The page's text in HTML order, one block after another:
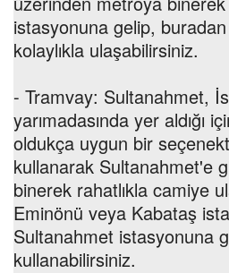
istasyonuna gelip,
kolaylıkla ulaşabilirsiniz.
- Tramvay: Sultanahmet,
yarımadasında yer aldığı
oldukça uygun bir
kullanarak Sultanahmet'e
binerek rahatlıkla camiye
Eminönü veya Kabataş
Sultanahmet istasyonuna
kullanabilirsiniz.